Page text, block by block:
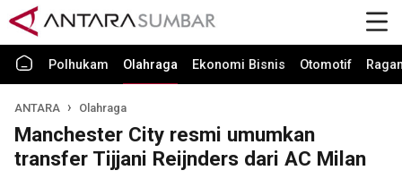
Polhukam Olahraga Ekonomi Bisnis Otomotif
ANTARA Olahraga
Manchester City resmi umumkan
transfer Tijjani Reijnders dari AC Milan